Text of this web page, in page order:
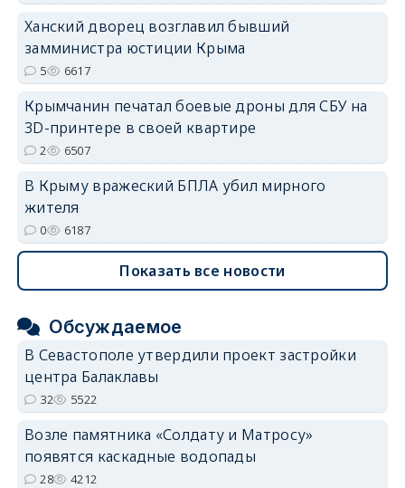
Ханский дворец возглавил бывший
замминистра юстиции Крыма
5 6617
Крымчанин печатал боевые дроны для СБУ на
3D-принтере в своей квартире
2 6507
В Крыму вражеский БПЛА убил мирного
жителя
0 6187
Показать все новости
Обсуждаемое
В Севастополе утвердили проект застройки
центра Балаклавы
32 5522
Возле памятника «Солдату и Матросу»
появятся каскадные водопады
28 4212